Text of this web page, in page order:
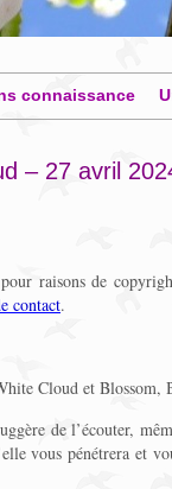
connaissance
– 27 avril
raisons de
contact.
Cloud et Blossom,
de l’écouter,
vous pénétrera et